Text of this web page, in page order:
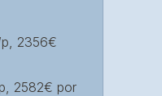
2356€
2582€ por